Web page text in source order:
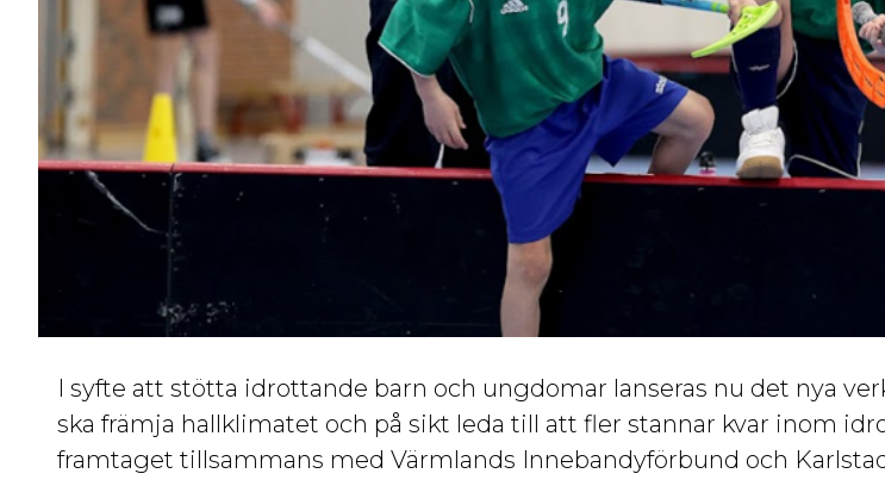
I syfte att stötta idrottande barn och ungdomar lanseras nu det nya
ska främja hallklimatet och på sikt leda till att fler stannar kvar inom
framtaget tillsammans med Värmlands Innebandyförbund och